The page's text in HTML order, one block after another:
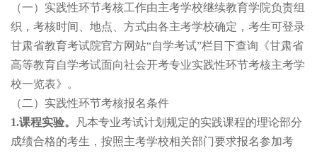
（一） 实践性环节考核工作由主考学校继续教育学院负责组
织，考核时间、地点、方式由各主考学校确定，考生可登录
甘肃省教育考试院官方网站“自学考试”栏目下查询《甘肃省
高等教育自学考试面向社会开考专业实践性环节考核主考学
校一览表》。
（二）实践性环节考核报名条件
1.课程实验。
凡本专业考试计划规定的实践课程的理论部分
成绩合格的考生，按照主考学校相关部门要求报名参加考